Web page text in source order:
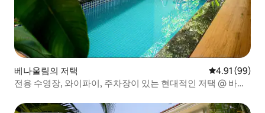
베나울림의 저택 평점 4.91점(5
4.91 (99)
전용 수영장, 와이파이, 주차장이 있는 현대적인 저택 @ 바르